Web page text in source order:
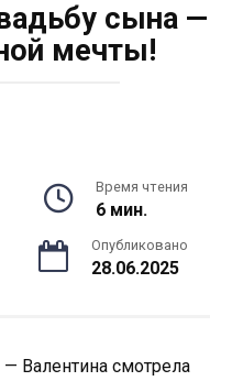
сына —
мечты!
Время чтения
6 мин.
Опубликовано
28.06.2025
Валентина смотрела